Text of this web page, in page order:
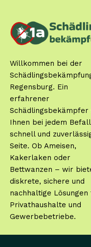
Willkommen bei der
Regensburg. Ein
erfahrener
Ihnen bei jedem Befall
schnell und
Seite. Ob Ameisen,
Kakerlaken oder
Bettwanzen – wir
diskrete, sichere und
nachhaltige Lösungen
Privathaushalte und
Gewerbebetriebe.